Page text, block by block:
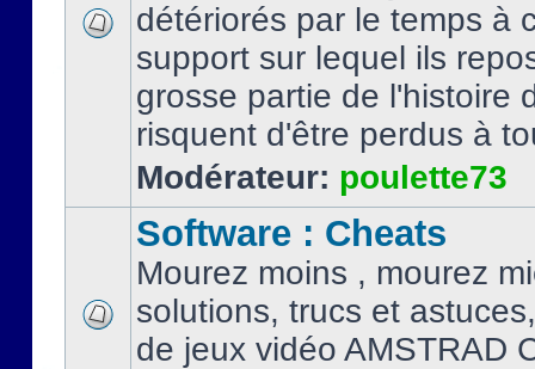
détériorés par le temps à
support sur lequel ils
grosse partie de l'histoire
risquent d'être perdus à
Modérateur: poulette73
Software : Cheats
Mourez moins , mourez
solutions, trucs et
de jeux vidéo AMSTRAD